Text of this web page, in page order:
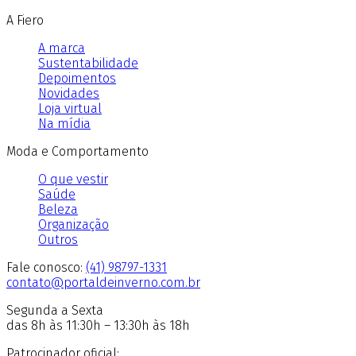
A Fiero
A marca
Sustentabilidade
Depoimentos
Novidades
Loja virtual
Na mídia
Moda e Comportamento
O que vestir
Saúde
Beleza
Organização
Outros
Fale conosco: (41) 98797-1331
contato@portaldeinverno.com.br
Segunda a Sexta
das 8h às 11:30h – 13:30h às 18h